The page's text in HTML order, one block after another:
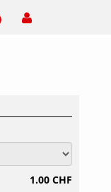
1.00 CHF